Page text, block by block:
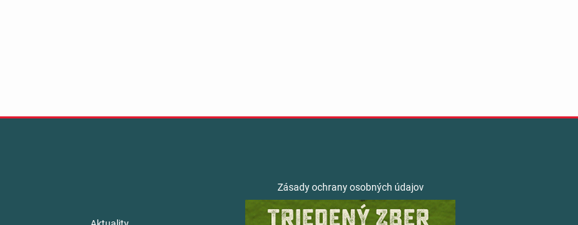
Zásady ochrany osobných údajov